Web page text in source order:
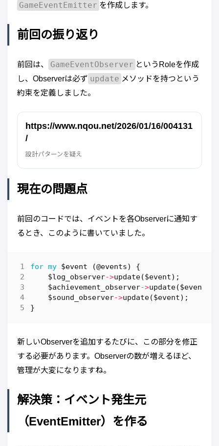
GameEventEmitter を作成します。
前回の振り返り
前回は、 GameEventObserver というRoleを作成
し、Observerは必ず update メソッドを持つという
約束を定義しました。
https://www.nqou.net/2026/01/16/004131
/
設計パターンを疑え
現在の問題点
前回のコードでは、イベントを各Observerに通知す
るとき、このように書いていました。
for my $event (@events)
{
$log_observer->update($event);
$achievement_observer->update($event
$sound_observer->update($event);
}
新しいObserverを追加するたびに、この部分を修正
する必要があります。Observerの数が増えるほど、
管理が大変になりますね。
解決策：イベント発生元
（EventEmitter）を作る